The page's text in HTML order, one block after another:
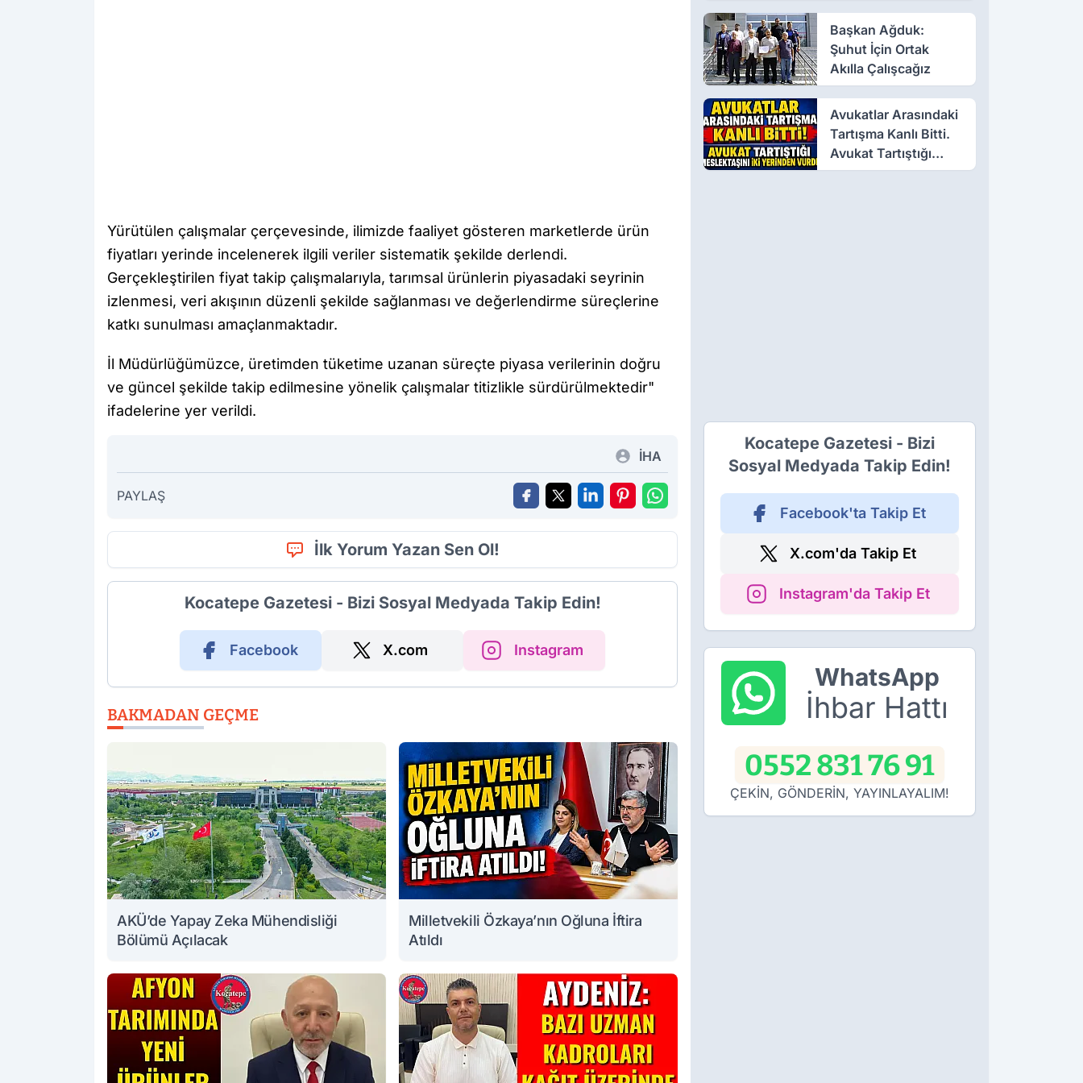
Yürütülen çalışmalar çerçevesinde, ilimizde faaliyet gösteren marketlerde ürün
fiyatları yerinde incelenerek ilgili veriler sistematik şekilde derlendi.
Gerçekleştirilen fiyat takip çalışmalarıyla, tarımsal ürünlerin piyasadaki seyrinin
izlenmesi, veri akışının düzenli şekilde sağlanması ve değerlendirme süreçlerine
katkı sunulması amaçlanmaktadır.
İl Müdürlüğümüzce, üretimden tüketime uzanan süreçte piyasa verilerinin doğru
ve güncel şekilde takip edilmesine yönelik çalışmalar titizlikle sürdürülmektedir"
ifadelerine yer verildi.
İHA
PAYLAŞ
İlk Yorum Yazan Sen Ol!
Kocatepe Gazetesi - Bizi Sosyal Medyada Takip Edin!
Facebook X.com Instagram
BAKMADAN GEÇME
AKÜ’de Yapay Zeka Mühendisliği
Bölümü Açılacak
Milletvekili Özkaya’nın Oğluna İftira
Atıldı
Başkan Ağduk:
Şuhut İçin Ortak
Akılla Çalışcağız
Avukatlar Arasındaki
Tartışma Kanlı Bitti.
Avukat Tartıştığı
Meslektaşını İki
Kocatepe Gazetesi - Bizi
Sosyal Medyada Takip Edin!
Facebook'ta Takip Et
X.com'da Takip Et
Instagram'da Takip Et
WhatsApp
İhbar Hattı
0552 831 76 91
ÇEKİN, GÖNDERİN, YAYINLAYALIM!